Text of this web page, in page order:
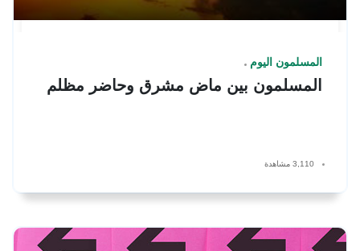
المسلمون اليوم
المسلمون بين ماض مشرق وحاضر مظلم
3,110 مشاهدة